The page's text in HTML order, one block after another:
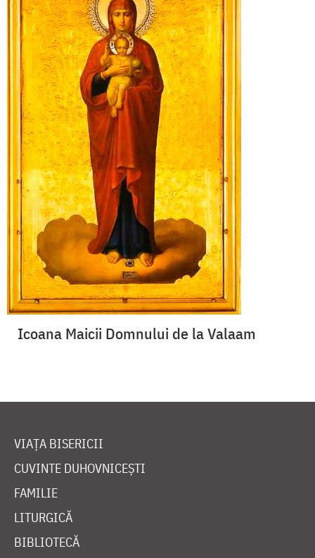
Icoana Maicii Domnului de la Valaam
VIAȚA BISERICII
CUVINTE DUHOVNICEȘTI
FAMILIE
LITURGICĂ
BIBLIOTECĂ